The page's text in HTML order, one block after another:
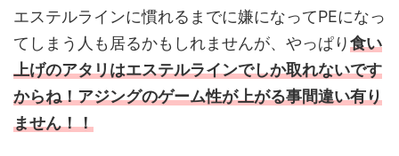
エステルラインに慣れるまでに嫌になってPEになっ
てしまう人も居るかもしれませんが、やっぱり食い
上げのアタリはエステルラインでしか取れないです
からね！アジングのゲーム性が上がる事間違い有り
ません！！